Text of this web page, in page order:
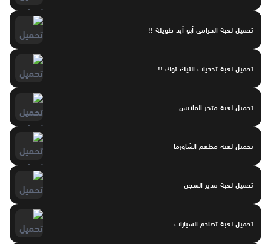
تحميل لعبة الحرامي أبو أيد طويلة !!
تحميل لعبة تحديات التيك توك !!
تحميل لعبة متجر الملابس
تحميل لعبة مطعم الشاورما
تحميل لعبة مدير السجن
تحميل لعبة تصادم السيارات